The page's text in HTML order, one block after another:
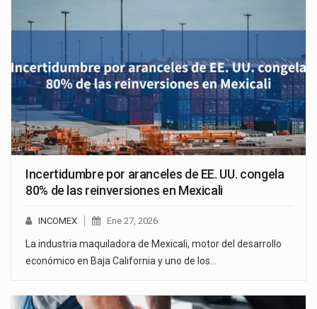
Incertidumbre por aranceles de EE. UU. congela
80% de las reinversiones en Mexicali
INCOMEX Ene 27, 2026
La industria maquiladora de Mexicali, motor del desarrollo
económico en Baja California y uno de los…